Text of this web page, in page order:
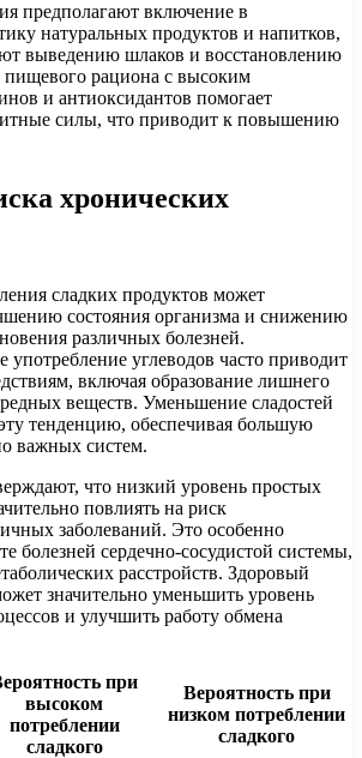
предполагают включение в
натуральных продуктов и напитков,
выведению шлаков и восстановлению
пищевого рациона с высоким
и антиоксидантов помогает
силы, что приводит к повышению
хронических
сладких продуктов может
состояния организма и снижению
различных болезней.
употребление углеводов часто приводит
включая образование лишнего
веществ. Уменьшение сладостей
тенденцию, обеспечивая большую
важных систем.
что низкий уровень простых
повлиять на риск
заболеваний. Это особенно
болезней сердечно-сосудистой системы,
расстройств. Здоровый
значительно уменьшить уровень
и улучшить работу обмена
при
высоком
потреблении
сладкого
Вероятность при
низком потреблении
сладкого